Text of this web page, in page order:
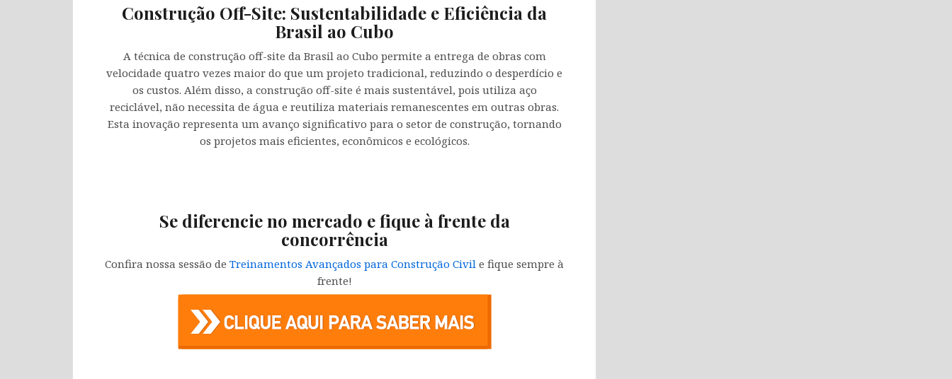
Construção Off-Site: Sustentabilidade e Eficiência da
Brasil ao Cubo
A técnica de construção off-site da Brasil ao Cubo permite a entrega de obras com
velocidade quatro vezes maior do que um projeto tradicional, reduzindo o desperdício e
os custos. Além disso, a construção off-site é mais sustentável, pois utiliza aço
reciclável, não necessita de água e reutiliza materiais remanescentes em outras obras.
Esta inovação representa um avanço significativo para o setor de construção, tornando
os projetos mais eficientes, econômicos e ecológicos.
Se diferencie no mercado e fique à frente da
concorrência
Confira nossa sessão de Treinamentos Avançados para Construção Civil e fique sempre à
frente!